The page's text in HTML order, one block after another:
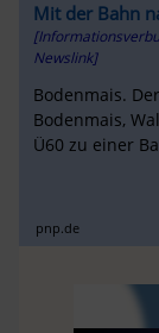
Mit der Bahn
Newslink]
Bodenmais.
Bodenmais,
Ü60 zu einer
pnp.de